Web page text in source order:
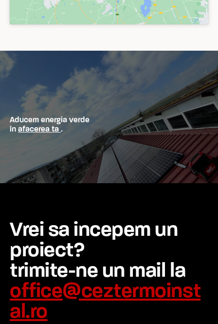
Aducem energia verde
în afacerea ta .
Vrei sa incepem un
proiect?
trimite-ne un mail la
office@ceztermoinst
al.ro